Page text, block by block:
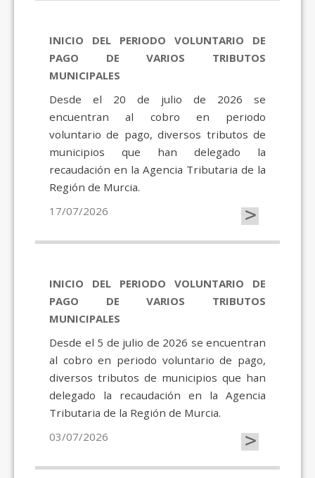
INICIO DEL PERIODO VOLUNTARIO DE
PAGO DE VARIOS TRIBUTOS
MUNICIPALES
Desde el 20 de julio de 2026 se
encuentran al cobro en periodo
voluntario de pago, diversos tributos de
municipios que han delegado la
recaudación en la Agencia Tributaria de la
Región de Murcia.
17/07/2026
>
INICIO DEL PERIODO VOLUNTARIO DE
PAGO DE VARIOS TRIBUTOS
MUNICIPALES
Desde el 5 de julio de 2026 se encuentran
al cobro en periodo voluntario de pago,
diversos tributos de municipios que han
delegado la recaudación en la Agencia
Tributaria de la Región de Murcia.
03/07/2026
>